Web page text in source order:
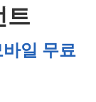
트
일 무료